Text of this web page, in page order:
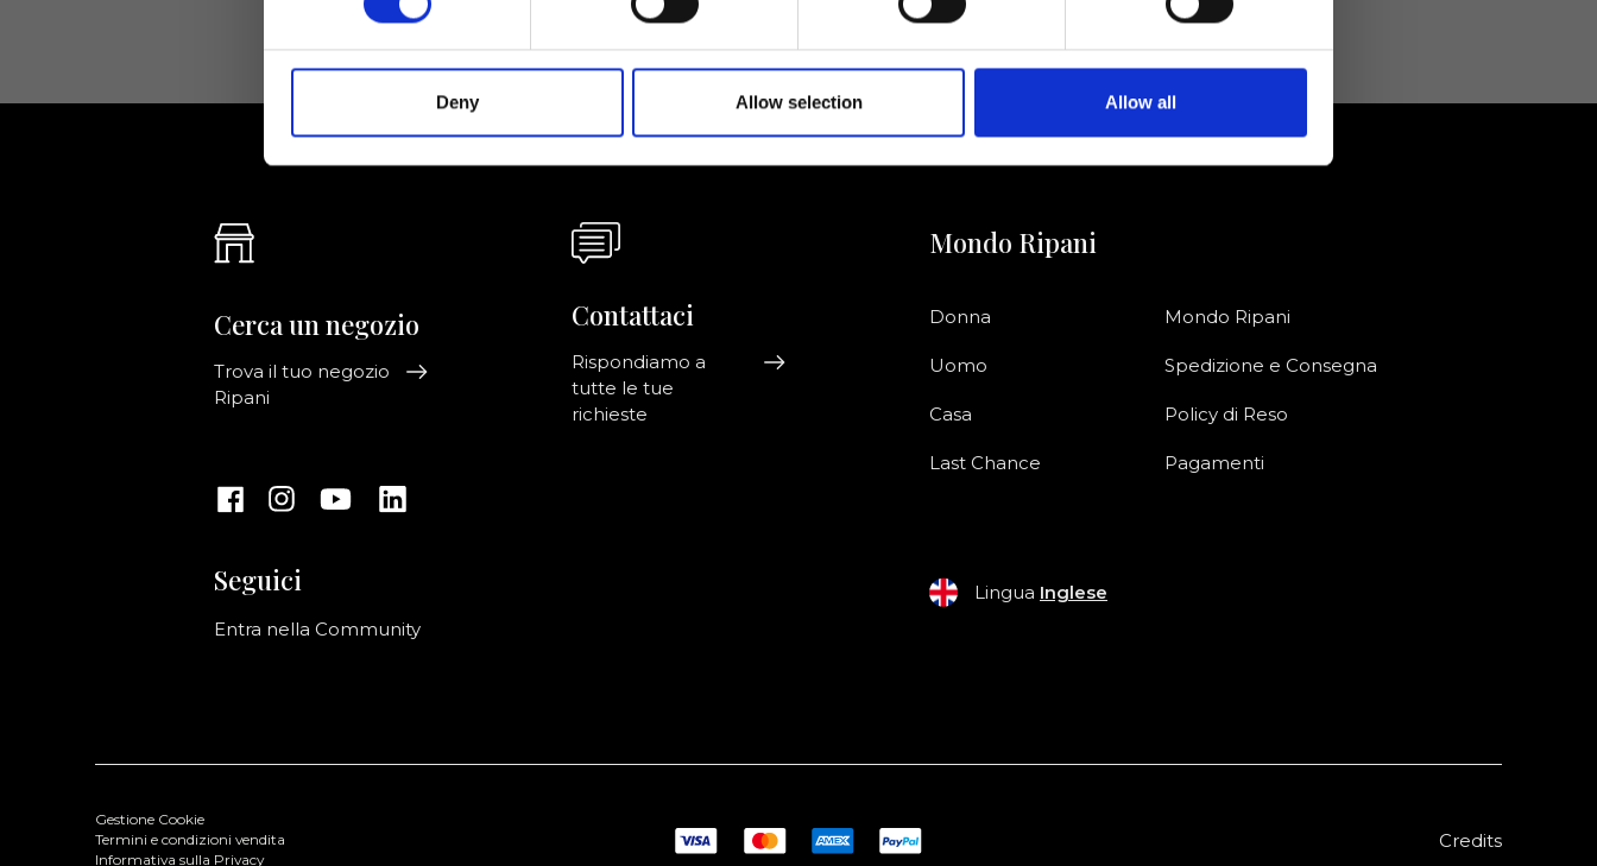
Deny Allow selection Allow all
Cerca un negozio
Trova il tuo negozio
Ripani
Seguici
Entra nella Community
Contattaci
Rispondiamo a
tutte le tue
richieste
Mondo Ripani
Donna
Uomo
Casa
Last Chance
Mondo Ripani
Spedizione e Consegna
Policy di Reso
Pagamenti
Lingua Inglese
Gestione Cookie
Termini e condizioni vendita
Informativa sulla Privacy
Credits